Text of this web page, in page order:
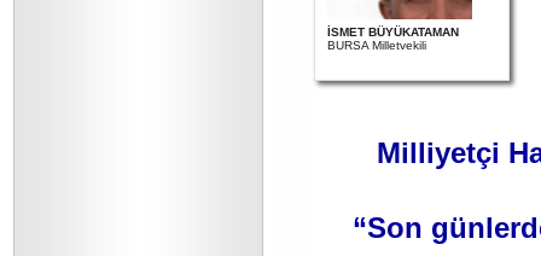
İSMET BÜYÜKATAMAN
BURSA Milletvekili
Milliyetçi
“Son